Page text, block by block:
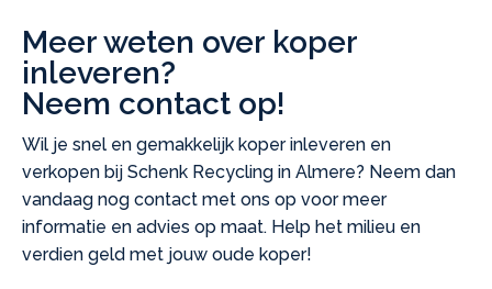
Meer weten over koper
inleveren?
Neem contact op!
Wil je snel en gemakkelijk koper inleveren en
verkopen bij Schenk Recycling in Almere? Neem dan
vandaag nog contact met ons op voor meer
informatie en advies op maat. Help het milieu en
verdien geld met jouw oude koper!